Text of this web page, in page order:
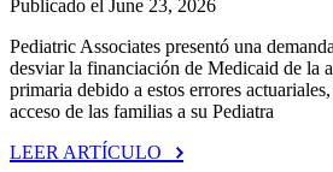
Publicado el June 23, 2026
Pediatric Associates presentó una
desviar la financiación de Medicaid de la
primaria debido a estos errores
acceso de las familias a su Pediatra
LEER ARTÍCULO